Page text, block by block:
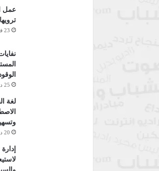
عمل
23 فبراير، 2026
25 ديسمبر، 2025
لغة
20 ديسمبر، 2025